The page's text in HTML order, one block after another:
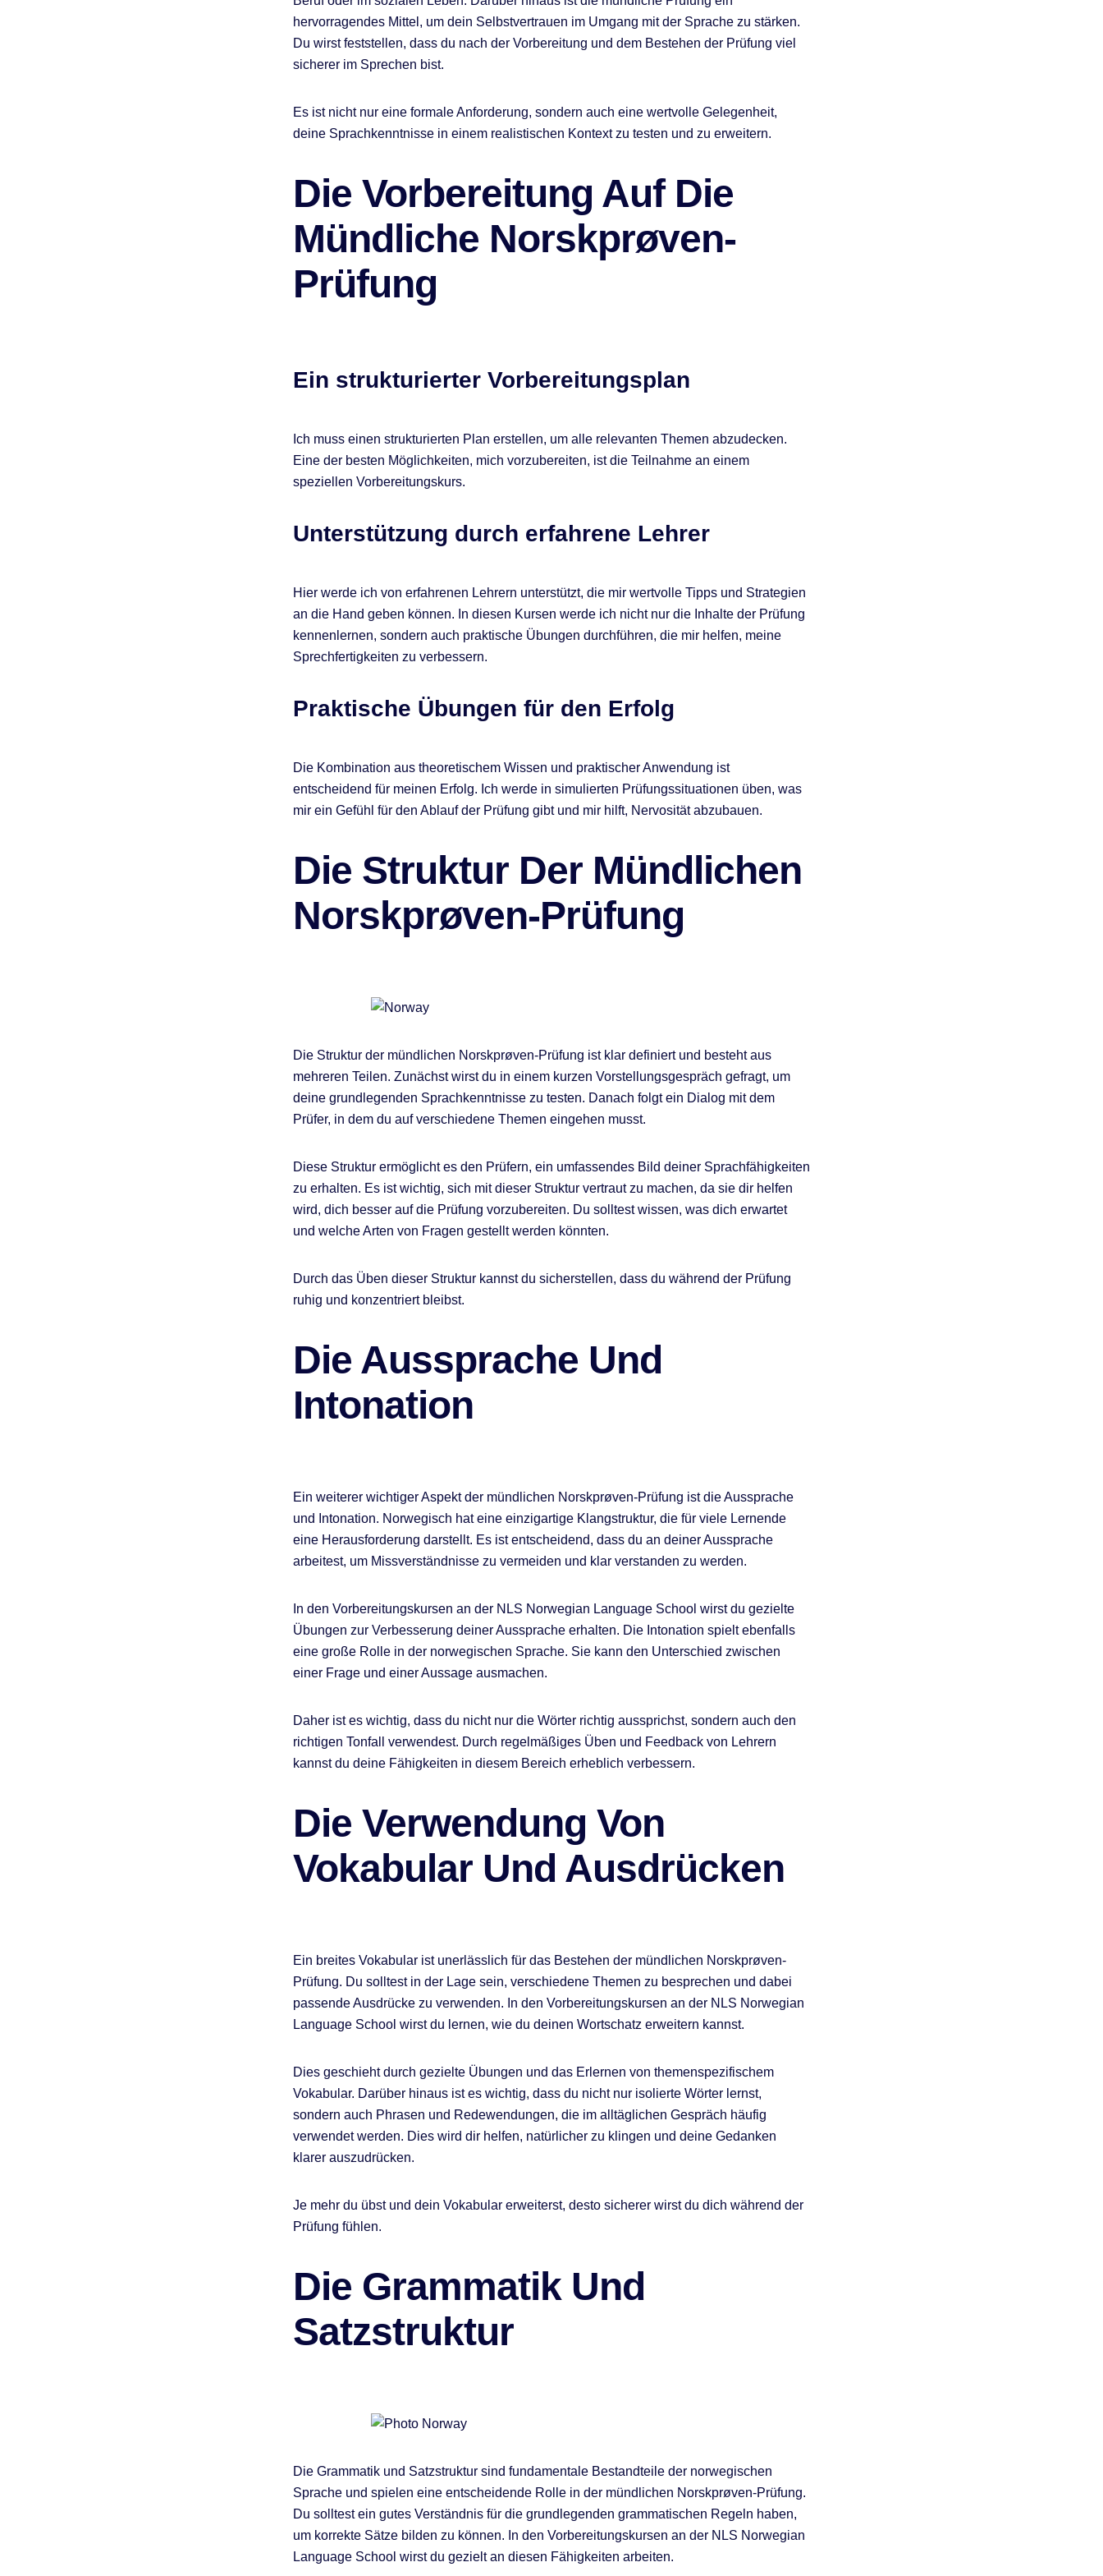
hervorragendes Mittel, um dein Selbstvertrauen im Umgang mit der Sprache zu stärken.
Du wirst feststellen, dass du nach der Vorbereitung und dem Bestehen der Prüfung viel
sicherer im Sprechen bist.
Es ist nicht nur eine formale Anforderung, sondern auch eine wertvolle Gelegenheit,
deine Sprachkenntnisse in einem realistischen Kontext zu testen und zu erweitern.
Die Vorbereitung Auf Die
Mündliche Norskprøven-
Prüfung
Ein strukturierter Vorbereitungsplan
Ich muss einen strukturierten Plan erstellen, um alle relevanten Themen abzudecken.
Eine der besten Möglichkeiten, mich vorzubereiten, ist die Teilnahme an einem
speziellen Vorbereitungskurs.
Unterstützung durch erfahrene Lehrer
Hier werde ich von erfahrenen Lehrern unterstützt, die mir wertvolle Tipps und Strategien
an die Hand geben können. In diesen Kursen werde ich nicht nur die Inhalte der Prüfung
kennenlernen, sondern auch praktische Übungen durchführen, die mir helfen, meine
Sprechfertigkeiten zu verbessern.
Praktische Übungen für den Erfolg
Die Kombination aus theoretischem Wissen und praktischer Anwendung ist
entscheidend für meinen Erfolg. Ich werde in simulierten Prüfungssituationen üben, was
mir ein Gefühl für den Ablauf der Prüfung gibt und mir hilft, Nervosität abzubauen.
Die Struktur Der Mündlichen
Norskprøven-Prüfung
Die Struktur der mündlichen Norskprøven-Prüfung ist klar definiert und besteht aus
mehreren Teilen. Zunächst wirst du in einem kurzen Vorstellungsgespräch gefragt, um
deine grundlegenden Sprachkenntnisse zu testen. Danach folgt ein Dialog mit dem
Prüfer, in dem du auf verschiedene Themen eingehen musst.
Diese Struktur ermöglicht es den Prüfern, ein umfassendes Bild deiner Sprachfähigkeiten
zu erhalten. Es ist wichtig, sich mit dieser Struktur vertraut zu machen, da sie dir helfen
wird, dich besser auf die Prüfung vorzubereiten. Du solltest wissen, was dich erwartet
und welche Arten von Fragen gestellt werden könnten.
Durch das Üben dieser Struktur kannst du sicherstellen, dass du während der Prüfung
ruhig und konzentriert bleibst.
Die Aussprache Und
Intonation
Ein weiterer wichtiger Aspekt der mündlichen Norskprøven-Prüfung ist die Aussprache
und Intonation. Norwegisch hat eine einzigartige Klangstruktur, die für viele Lernende
eine Herausforderung darstellt. Es ist entscheidend, dass du an deiner Aussprache
arbeitest, um Missverständnisse zu vermeiden und klar verstanden zu werden.
In den Vorbereitungskursen an der NLS Norwegian Language School wirst du gezielte
Übungen zur Verbesserung deiner Aussprache erhalten. Die Intonation spielt ebenfalls
eine große Rolle in der norwegischen Sprache. Sie kann den Unterschied zwischen
einer Frage und einer Aussage ausmachen.
Daher ist es wichtig, dass du nicht nur die Wörter richtig aussprichst, sondern auch den
richtigen Tonfall verwendest. Durch regelmäßiges Üben und Feedback von Lehrern
kannst du deine Fähigkeiten in diesem Bereich erheblich verbessern.
Die Verwendung Von
Vokabular Und Ausdrücken
Ein breites Vokabular ist unerlässlich für das Bestehen der mündlichen Norskprøven-
Prüfung. Du solltest in der Lage sein, verschiedene Themen zu besprechen und dabei
passende Ausdrücke zu verwenden. In den Vorbereitungskursen an der NLS Norwegian
Language School wirst du lernen, wie du deinen Wortschatz erweitern kannst.
Dies geschieht durch gezielte Übungen und das Erlernen von themenspezifischem
Vokabular. Darüber hinaus ist es wichtig, dass du nicht nur isolierte Wörter lernst,
sondern auch Phrasen und Redewendungen, die im alltäglichen Gespräch häufig
verwendet werden. Dies wird dir helfen, natürlicher zu klingen und deine Gedanken
klarer auszudrücken.
Je mehr du übst und dein Vokabular erweiterst, desto sicherer wirst du dich während der
Prüfung fühlen.
Die Grammatik Und
Satzstruktur
Die Grammatik und Satzstruktur sind fundamentale Bestandteile der norwegischen
Sprache und spielen eine entscheidende Rolle in der mündlichen Norskprøven-Prüfung.
Du solltest ein gutes Verständnis für die grundlegenden grammatischen Regeln haben,
um korrekte Sätze bilden zu können. In den Vorbereitungskursen an der NLS Norwegian
Language School wirst du gezielt an diesen Fähigkeiten arbeiten.